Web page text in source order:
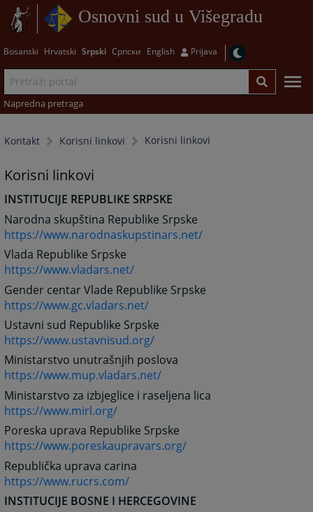
Osnovni sud u Višegradu
Bosanski Hrvatski Srpski Српски English Prijava
Napredna pretraga
Kontakt Korisni linkovi Korisni linkovi
Korisni linkovi
INSTITUCIJE REPUBLIKE SRPSKE
Narodna skupština Republike Srpske
https://www.narodnaskupstinars.net/
Vlada Republike Srpske
https://www.vladars.net/
Gender centar Vlade Republike Srpske
https://www.gc.vladars.net/
Ustavni sud Republike Srpske
https://www.ustavnisud.org/
Ministarstvo unutrašnjih poslova
https://www.mup.vladars.net/
Ministarstvo za izbjeglice i raseljena lica
https://www.mirl.org/
Poreska uprava Republike Srpske
https://www.poreskaupravars.org/
Republička uprava carina
https://www.rucrs.com/
INSTITUCIJE BOSNE I HERCEGOVINE